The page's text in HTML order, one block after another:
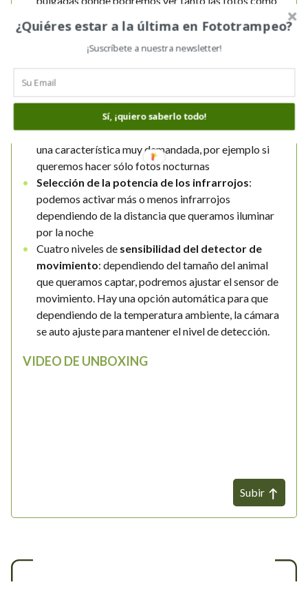
Posibilidad de hacer fotos + vídeos
Protección de la cámara con código PIN
digitos alfanuméricos
Larga duración de las baterías:
varios miles de fotos sin cambiar las baterías.
Funciona con 4 u 8 pilas AA
Programación de las horas de uso de la cámara:
una característica muy demandada, por ejemplo si
queremos hacer sólo fotos nocturnas
Selección de la potencia de los infrarrojos:
podemos activar más o menos infrarrojos
dependiendo de la distancia que queramos iluminar
por la noche
Cuatro niveles de sensibilidad del detector de
movimiento: dependiendo del tamaño del animal
que queramos captar, podremos ajustar el sensor de
movimiento. Hay una opción automática para que
dependiendo de la temperatura ambiente, la cámara
se auto ajuste para mantener el nivel de detección.
VIDEO DE UNBOXING
Subir
¿Quiéres estar a la última en Fototrampeo?
¡Suscríbete a nuestra newsletter!
Sí, ¡quiero saberlo todo!